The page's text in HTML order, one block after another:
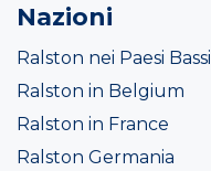
Nazioni
Ralston nei Paesi Bassi
Ralston in Belgium
Ralston in France
Ralston Germania